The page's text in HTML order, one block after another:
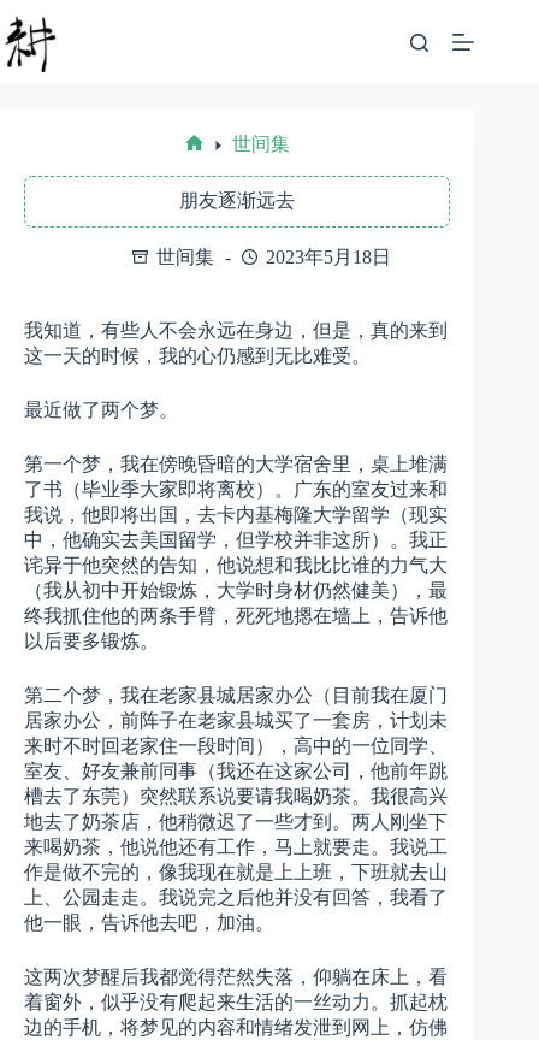
至
内
页
世间集
朋友逐渐远去
世间集 2023年5月18日
我知道，有些人不会永远在身边，但是，真的来到
这一天的时候，我的心仍感到无比难受。
最近做了两个梦。
第一个梦，我在傍晚昏暗的大学宿舍里，桌上堆满
了书（毕业季大家即将离校）。广东的室友过来和
我说，他即将出国，去卡内基梅隆大学留学（现实
中，他确实去美国留学，但学校并非这所）。我正
诧异于他突然的告知，他说想和我比比谁的力气大
（我从初中开始锻炼，大学时身材仍然健美），最
终我抓住他的两条手臂，死死地摁在墙上，告诉他
以后要多锻炼。
第二个梦，我在老家县城居家办公（目前我在厦门
居家办公，前阵子在老家县城买了一套房，计划未
来时不时回老家住一段时间），高中的一位同学、
室友、好友兼前同事（我还在这家公司，他前年跳
槽去了东莞）突然联系说要请我喝奶茶。我很高兴
地去了奶茶店，他稍微迟了一些才到。两人刚坐下
来喝奶茶，他说他还有工作，马上就要走。我说工
作是做不完的，像我现在就是上上班，下班就去山
上、公园走走。我说完之后他并没有回答，我看了
他一眼，告诉他去吧，加油。
这两次梦醒后我都觉得茫然失落，仰躺在床上，看
着窗外，似乎没有爬起来生活的一丝动力。抓起枕
边的手机，将梦见的内容和情绪发泄到网上，仿佛